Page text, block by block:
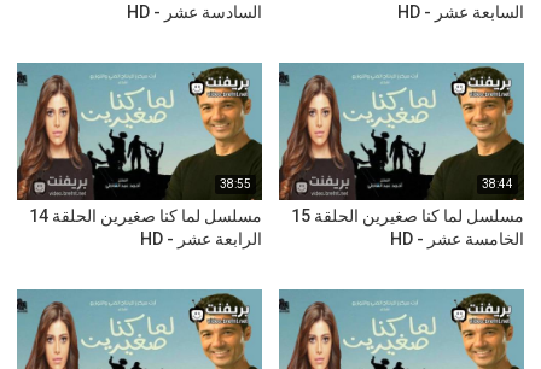
السابعة عشر - HD
السادسة عشر - HD
38:44
مسلسل لما كنا صغيرين الحلقة 15
الخامسة عشر - HD
38:55
مسلسل لما كنا صغيرين الحلقة 14
الرابعة عشر - HD